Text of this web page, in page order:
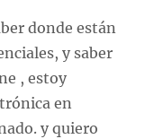
donde están
y saber
, estoy
en
y quiero